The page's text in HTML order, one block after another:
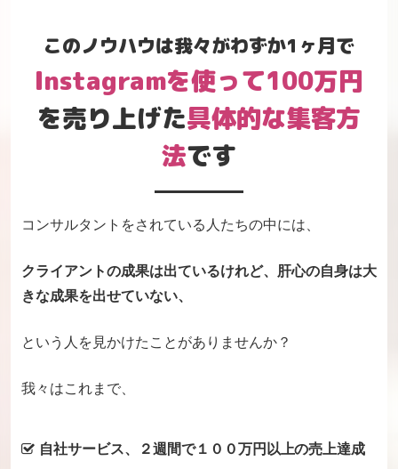
このノウハウは我々がわずか1ヶ月で
Instagramを使って100万円
を売り上げた具体的な集客方
法です
コンサルタントをされている人たちの中には、
クライアントの成果は出ているけれど、 肝心の自身は大
きな成果を出せていない、
という人を見かけたことがありませんか？
我々はこれまで、
自社サービス、２週間で１００万円以上の売上達成